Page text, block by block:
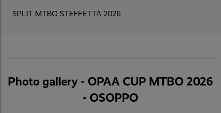
SPLIT MTBO STEFFETTA 2026
Photo gallery - OPAA CUP MTBO 2026
- OSOPPO